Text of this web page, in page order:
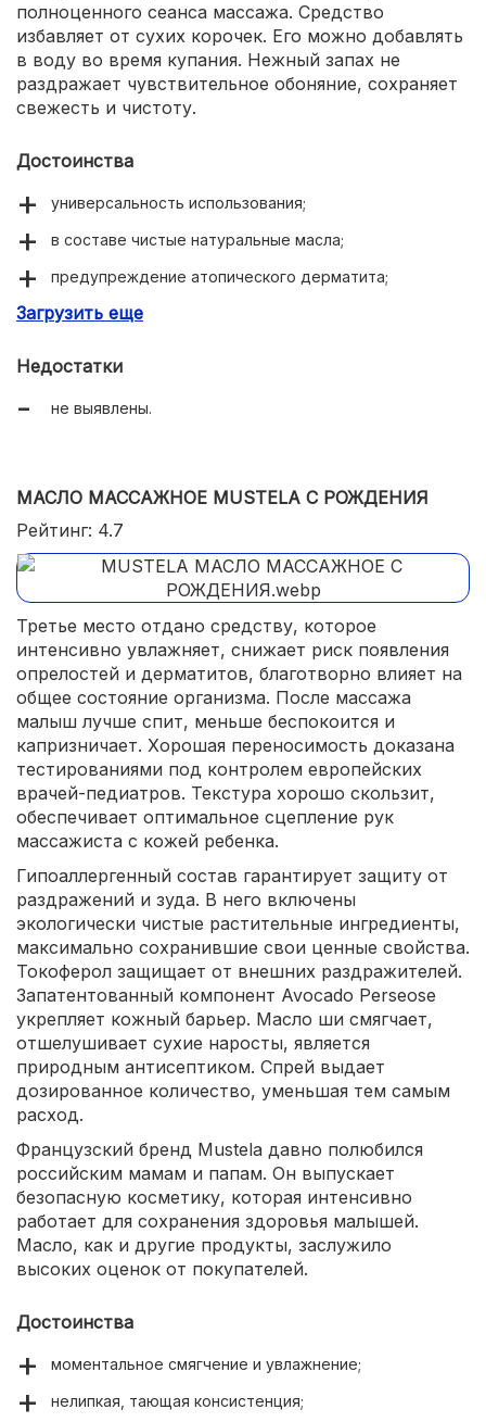
полноценного сеанса массажа. Средство
избавляет от сухих корочек. Его можно добавлять
в воду во время купания. Нежный запах не
раздражает чувствительное обоняние, сохраняет
свежесть и чистоту.
Достоинства
универсальность использования;
в составе чистые натуральные масла;
предупреждение атопического дерматита;
обеспечение спокойного отдыха.
Загрузить еще
Недостатки
не выявлены.
МАСЛО МАССАЖНОЕ MUSTELA С РОЖДЕНИЯ
Рейтинг: 4.7
Третье место отдано средству, которое
интенсивно увлажняет, снижает риск появления
опрелостей и дерматитов, благотворно влияет на
общее состояние организма. После массажа
малыш лучше спит, меньше беспокоится и
капризничает. Хорошая переносимость доказана
тестированиями под контролем европейских
врачей-педиатров. Текстура хорошо скользит,
обеспечивает оптимальное сцепление рук
массажиста с кожей ребенка.
Гипоаллергенный состав гарантирует защиту от
раздражений и зуда. В него включены
экологически чистые растительные ингредиенты,
максимально сохранившие свои ценные свойства.
Токоферол защищает от внешних раздражителей.
Запатентованный компонент Avocado Perseose
укрепляет кожный барьер. Масло ши смягчает,
отшелушивает сухие наросты, является
природным антисептиком. Спрей выдает
дозированное количество, уменьшая тем самым
расход.
Французский бренд Mustela давно полюбился
российским мамам и папам. Он выпускает
безопасную косметику, которая интенсивно
работает для сохранения здоровья малышей.
Масло, как и другие продукты, заслужило
высоких оценок от покупателей.
Достоинства
моментальное смягчение и увлажнение;
нелипкая, тающая консистенция;